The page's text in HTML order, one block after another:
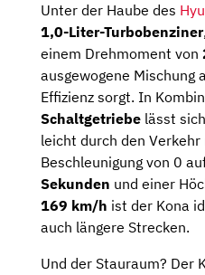
Unter der Haube des
1,0-Liter-Turbobenziner
einem Drehmoment von
ausgewogene Mischung
Effizienz sorgt. In
Schaltgetriebe lässt
leicht durch den
Beschleunigung von 0
Sekunden und einer
169 km/h ist der Kona
auch längere Strecken.
Und der Stauraum? Der